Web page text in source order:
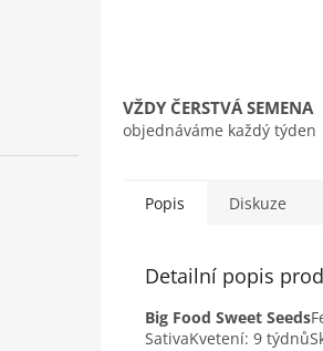
VŽDY ČERSTVÁ SEMENA
objednáváme každý týden
Popis Diskuze
Detailní popis
Big Food Sweet Seeds
SativaKvetení: 9